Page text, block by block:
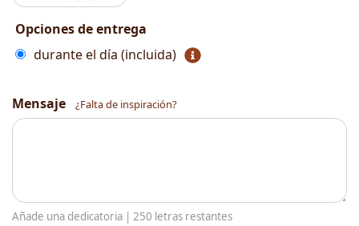
Opciones de entrega
durante el día (incluida)
Mensaje ¿Falta de inspiración?
Añade una dedicatoria | 250 letras restantes